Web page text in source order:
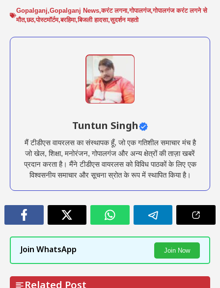
Gopalganj,Gopalganj News,करंट लगना,गोपालगंज,गोपालगंज करंट लगने से
मौत,छठ,पोस्टमॉर्टम,बरहिमा,बिजली हादसा,सुदर्शन महतो
Tuntun Singh
मैं टीडीएस वायरलस का संस्थापक हूँ, जो एक गतिशील समाचार मंच है
जो खेल, शिक्षा, मनोरंजन, गोपालगंज और अन्य क्षेत्रों की ताज़ा खबरें
प्रदान करता है। मैंने टीडीएस वायरलस को विविध पाठकों के लिए एक
विश्वसनीय समाचार और सूचना स्रोत के रूप में स्थापित किया है।
Join WhatsApp Join Now